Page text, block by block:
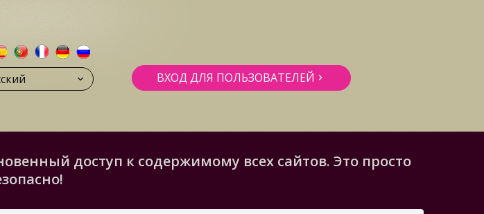
ВХОД ДЛЯ ПОЛЬЗОВАТЕЛЕЙ
доступ к содержимому всех сайтов. Это просто